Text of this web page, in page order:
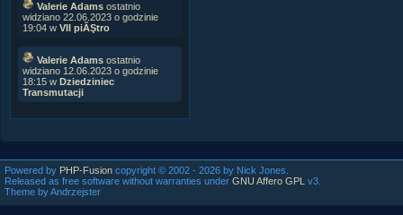
Valerie Adams ostatnio
widziano 22.06.2023 o godzinie
19:04 w VII piĂŞtro
Valerie Adams ostatnio
widziano 12.06.2023 o godzinie
18:15 w Dziedziniec
Transmutacji
Powered by PHP-Fusion copyright © 2002 - 2026 by Nick Jones.
Released as free software without warranties under GNU Affero GPL
v3.
Theme by Andrzejster